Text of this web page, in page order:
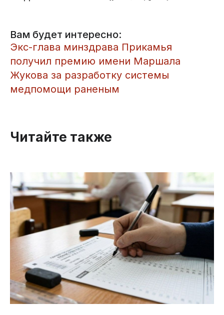
Вам будет интересно:
​Экс-глава минздрава Прикамья
получил премию имени Маршала
Жукова за разработку системы
медпомощи раненым
Читайте также